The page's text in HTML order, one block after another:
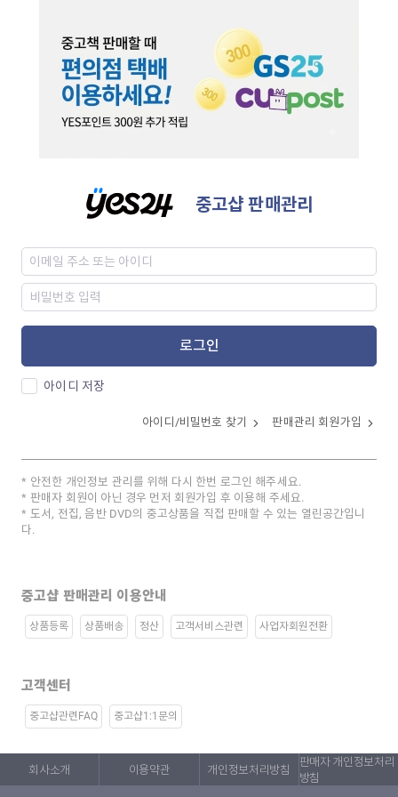
중고샵 판매관리
로그인
아이디 저장
아이디/비밀번호 찾기 판매관리 회원가입
안전한 개인정보 관리를 위해 다시 한번 로그인 해주세요.
판매자 회원이 아닌 경우 먼저 회원가입 후 이용해 주세요.
도서, 전집, 음반 DVD의 중고상품을 직접 판매할 수 있는 열린공간입니
다.
중고샵 판매관리 이용안내
상품등록 상품배송 정산 고객서비스관련 사업자회원전환
고객센터
중고샵관련FAQ 중고샵1:1문의
회사소개 이용약관 개인정보처리방침
판매자 개인정보처리
방침